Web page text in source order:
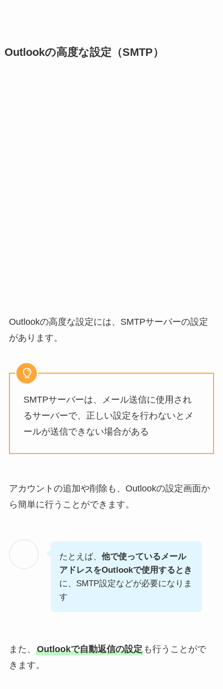
Outlookの高度な設定（SMTP）
Outlookの高度な設定には、SMTPサーバーの設定
があります。
SMTPサーバーは、メール送信に使用され
るサーバーで、正しい設定を行わないとメ
ールが送信できない場合がある
アカウントの追加や削除も、Outlookの設定画面か
ら簡単に行うことができます。
たとえば、 他で使っているメール
アドレスをOutlookで使用するとき
に、SMTP設定などが必要になりま
す
また、 Outlookで自動返信の設定も行うことがで
きます。